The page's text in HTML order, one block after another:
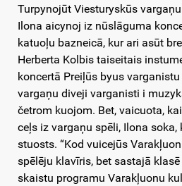
Turpynojūt Viesturyskūs
Ilona aicynoj iz nūslāguma
katuoļu bazneicā, kur ari asūt
Herberta Kolbis taiseitais
koncertā Preiļūs byus
vargaņu diveji varganisti i
četrom kuojom. Bet, vaicuota,
ceļs iz vargaņu spēli, Ilona
stuosts. “Kod vuicejūs
spēlēju klavīris, bet sastajā
skaistu programu Varakļuonu